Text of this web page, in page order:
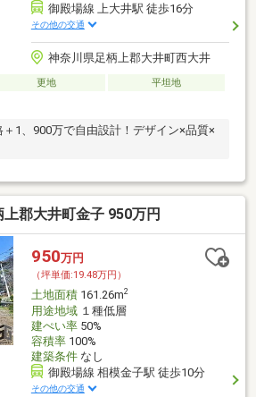
御殿場線 上大井駅 徒歩16分
その他の交通
神奈川県足柄上郡大井町西大井
更地
平坦地
＋1、900万で自由設計！デザイン×品質×
郡大井町金子 950万円
950万円
（坪単価:19.48万円）
土地面積161.26m2
用途地域１種低層
建ぺい率50%
容積率100%
建築条件なし
御殿場線 相模金子駅 徒歩10分
その他の交通